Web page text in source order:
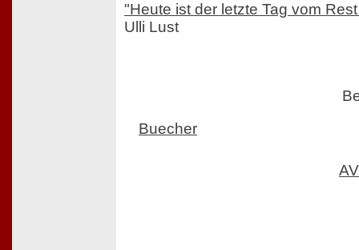
"Heute ist der letzte Tag vom
Ulli Lust
Buecher